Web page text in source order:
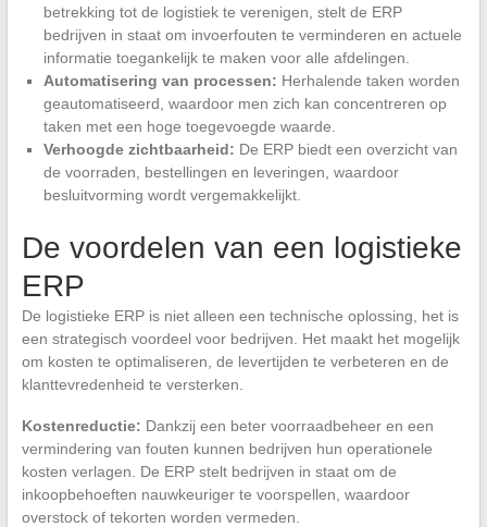
betrekking tot de logistiek te verenigen, stelt de ERP
bedrijven in staat om invoerfouten te verminderen en actuele
informatie toegankelijk te maken voor alle afdelingen.
Automatisering van processen: Herhalende taken worden
geautomatiseerd, waardoor men zich kan concentreren op
taken met een hoge toegevoegde waarde.
Verhoogde zichtbaarheid: De ERP biedt een overzicht van
de voorraden, bestellingen en leveringen, waardoor
besluitvorming wordt vergemakkelijkt.
De voordelen van een logistieke
ERP
De logistieke ERP is niet alleen een technische oplossing, het is
een strategisch voordeel voor bedrijven. Het maakt het mogelijk
om kosten te optimaliseren, de levertijden te verbeteren en de
klanttevredenheid te versterken.
Kostenreductie: Dankzij een beter voorraadbeheer en een
vermindering van fouten kunnen bedrijven hun operationele
kosten verlagen. De ERP stelt bedrijven in staat om de
inkoopbehoeften nauwkeuriger te voorspellen, waardoor
overstock of tekorten worden vermeden.